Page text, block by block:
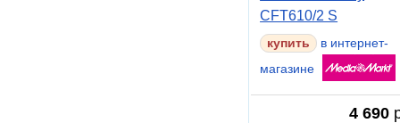
CFT610/2 S
в интернет-
магазине
4 690